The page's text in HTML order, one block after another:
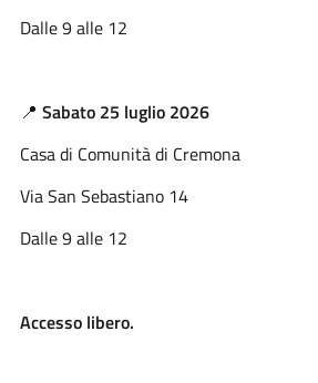
Dalle 9 alle 12
📍 Sabato 25 luglio 2026
Casa di Comunità di Cremona
Via San Sebastiano 14
Dalle 9 alle 12
Accesso libero.